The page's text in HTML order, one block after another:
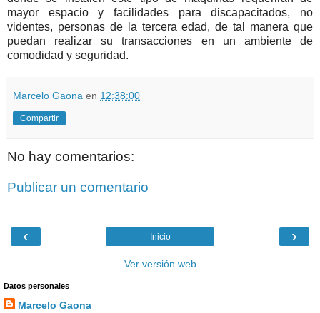
mayor espacio y facilidades para discapacitados, no
videntes, personas de la tercera edad, de tal manera que
puedan realizar su transacciones en un ambiente de
comodidad y seguridad.
Marcelo Gaona en 12:38:00
Compartir
No hay comentarios:
Publicar un comentario
‹ ›
Inicio
Ver versión web
Datos personales
Marcelo Gaona